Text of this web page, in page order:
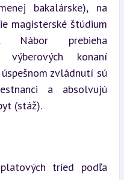
bakalárske), na
magisterské štúdium
Nábor prebieha
výberových konaní
zvládnutí sú
a absolvujú
(stáž).
tried podľa